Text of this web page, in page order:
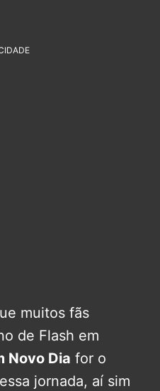
muitos fãs
de Flash em
Novo Dia for o
jornada, aí sim